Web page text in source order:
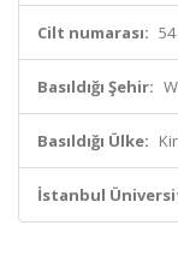
Cilt numarası: 54
Basıldığı Şehir:
Basıldığı Ülke:
İstanbul